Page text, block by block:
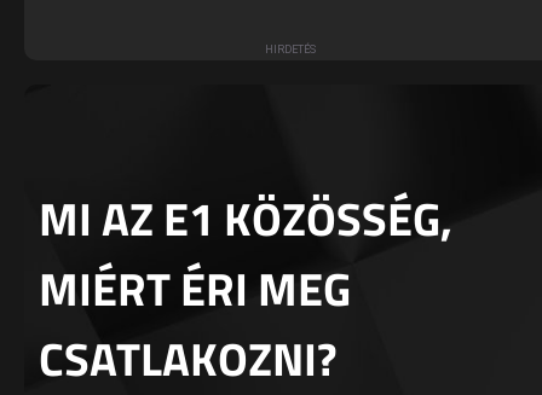
MI AZ E1 KÖZÖSSÉG,
MIÉRT ÉRI MEG
CSATLAKOZNI?